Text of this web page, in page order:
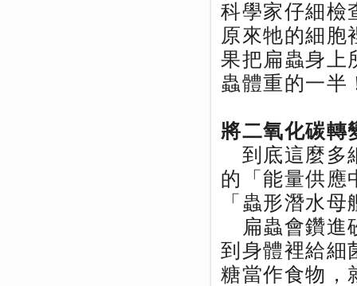
科學家仔細檢
原來牠的細胞
果把扁蟲身上
蟲體重的一半
將二氧化碳轉
到底這麼多
的「能量供應
「蟲形潛水母
扁蟲會鑽進
到身體裡給細
糖當作食物，